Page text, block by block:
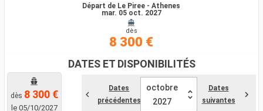
Départ de Le Piree - Athenes
mar. 05 oct. 2027
dès
8 300 €
DATES ET DISPONIBILITÉS
dès 8 300 €
le 05/10/2027
Dates
précédentes
octobre
2027
Dates
suivantes
Mois de départ
Rechercher